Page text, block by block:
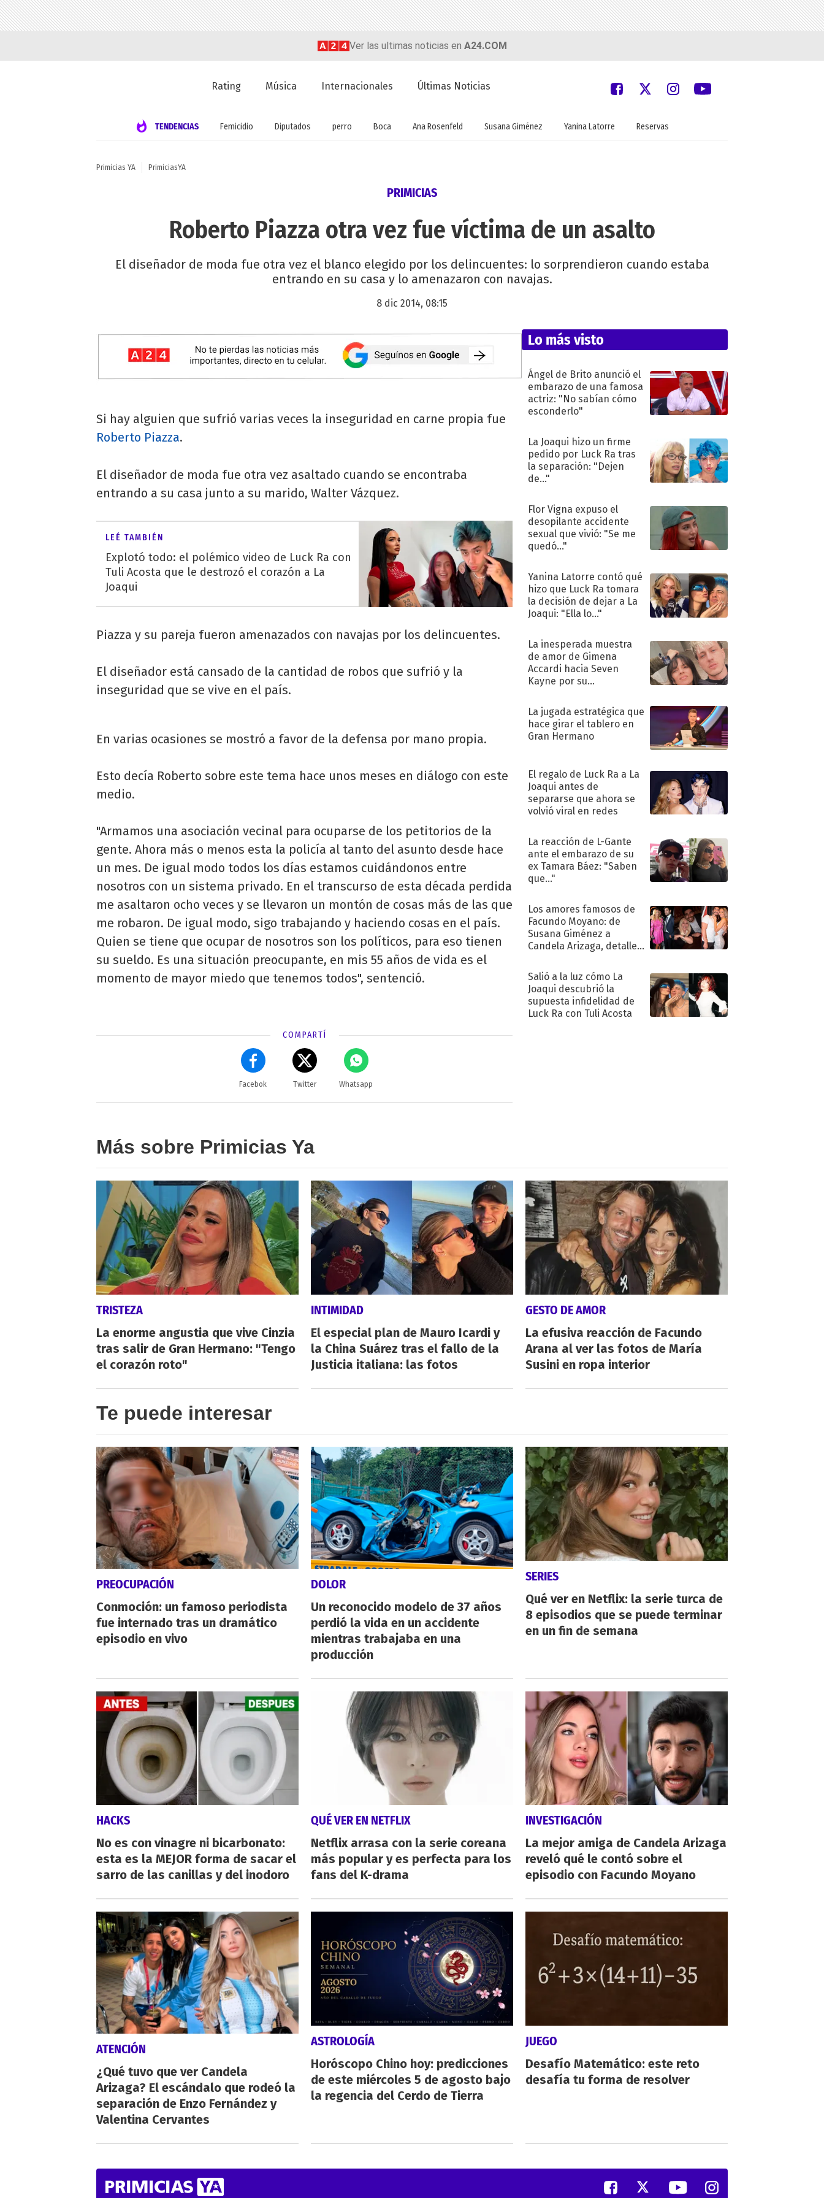
Ver las ultimas noticias en A24.COM
Rating Música Internacionales Últimas Noticias
TENDENCIAS Femicidio Diputados perro Boca Ana Rosenfeld Susana Giménez Yanina Latorre Reservas
Primicias YA PrimiciasYA
PRIMICIAS
Roberto Piazza otra vez fue víctima de un asalto
El diseñador de moda fue otra vez el blanco elegido por los delincuentes: lo sorprendieron cuando estaba
entrando en su casa y lo amenazaron con navajas.
8 dic 2014, 08:15
Si hay alguien que sufrió varias veces la inseguridad en carne propia fue
Roberto Piazza.
El diseñador de moda fue otra vez asaltado cuando se encontraba
entrando a su casa junto a su marido, Walter Vázquez.
LEÉ TAMBIÉN
Explotó todo: el polémico video de Luck Ra con
Tuli Acosta que le destrozó el corazón a La
Joaqui
Piazza y su pareja fueron amenazados con navajas por los delincuentes.
El diseñador está cansado de la cantidad de robos que sufrió y la
inseguridad que se vive en el país.
En varias ocasiones se mostró a favor de la defensa por mano propia.
Esto decía Roberto sobre este tema hace unos meses en diálogo con este
medio.
"Armamos una asociación vecinal para ocuparse de los petitorios de la
gente. Ahora más o menos esta la policía al tanto del asunto desde hace
un mes. De igual modo todos los días estamos cuidándonos entre
nosotros con un sistema privado. En el transcurso de esta década perdida
me asaltaron ocho veces y se llevaron un montón de cosas más de las que
me robaron. De igual modo, sigo trabajando y haciendo cosas en el país.
Quien se tiene que ocupar de nosotros son los políticos, para eso tienen
su sueldo. Es una situación preocupante, en mis 55 años de vida es el
momento de mayor miedo que tenemos todos", sentenció.
COMPARTÍ
Facebok Twitter Whatsapp
Lo más visto
Ángel de Brito anunció el
embarazo de una famosa
actriz: "No sabían cómo
esconderlo"
La Joaqui hizo un firme
pedido por Luck Ra tras
la separación: "Dejen
de..."
Flor Vigna expuso el
desopilante accidente
sexual que vivió: "Se me
quedó..."
Yanina Latorre contó qué
hizo que Luck Ra tomara
la decisión de dejar a La
Joaqui: "Ella lo..."
La inesperada muestra
de amor de Gimena
Accardi hacia Seven
Kayne por su
La jugada estratégica que
hace girar el tablero en
Gran Hermano
El regalo de Luck Ra a La
Joaqui antes de
separarse que ahora se
volvió viral en redes
La reacción de L-Gante
ante el embarazo de su
ex Tamara Báez: "Saben
que..."
Los amores famosos de
Facundo Moyano: de
Susana Giménez a
Candela Arizaga, detalles
sentimental
Salió a la luz cómo La
Joaqui descubrió la
supuesta infidelidad de
Luck Ra con Tuli Acosta
Más sobre Primicias Ya
TRISTEZA
La enorme angustia que vive Cinzia
tras salir de Gran Hermano: "Tengo
el corazón roto"
INTIMIDAD
El especial plan de Mauro Icardi y
la China Suárez tras el fallo de la
Justicia italiana: las fotos
GESTO DE AMOR
La efusiva reacción de Facundo
Arana al ver las fotos de María
Susini en ropa interior
Te puede interesar
PREOCUPACIÓN
Conmoción: un famoso periodista
fue internado tras un dramático
episodio en vivo
DOLOR
Un reconocido modelo de 37 años
perdió la vida en un accidente
mientras trabajaba en una
producción
SERIES
Qué ver en Netflix: la serie turca de
8 episodios que se puede terminar
en un fin de semana
HACKS
No es con vinagre ni bicarbonato:
esta es la MEJOR forma de sacar el
sarro de las canillas y del inodoro
QUÉ VER EN NETFLIX
Netflix arrasa con la serie coreana
más popular y es perfecta para los
fans del K-drama
INVESTIGACIÓN
La mejor amiga de Candela Arizaga
reveló qué le contó sobre el
episodio con Facundo Moyano
ATENCIÓN
¿Qué tuvo que ver Candela
Arizaga? El escándalo que rodeó la
separación de Enzo Fernández y
Valentina Cervantes
ASTROLOGÍA
Horóscopo Chino hoy: predicciones
de este miércoles 5 de agosto bajo
la regencia del Cerdo de Tierra
JUEGO
Desafío Matemático: este reto
desafía tu forma de resolver